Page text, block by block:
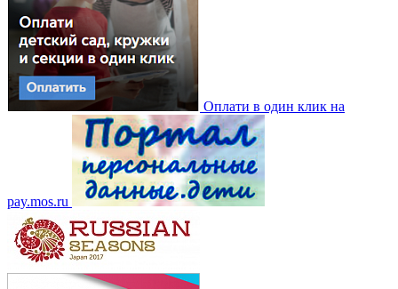
Оплати в один клик на
pay.mos.ru